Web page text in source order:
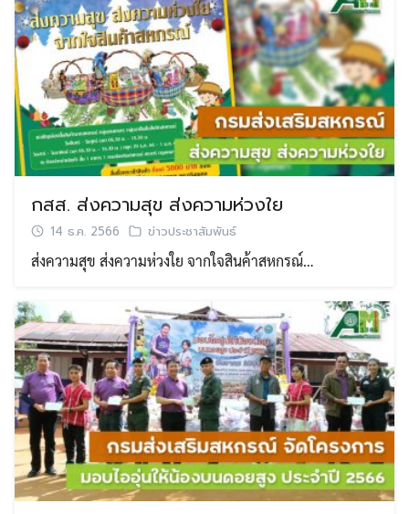
กสส. ส่งความสุข ส่งความห่วงใย
14 ธ.ค. 2566 ข่าวประชาสัมพันธ์
ส่งความสุข ส่งความห่วงใย จากใจสินค้าสหกรณ์…